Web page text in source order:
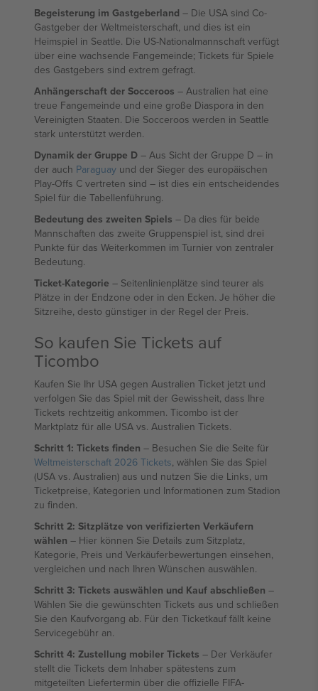
Begeisterung im Gastgeberland – Die USA sind Co-
Gastgeber der Weltmeisterschaft, und dies ist ein
Heimspiel in Seattle. Die US-Nationalmannschaft verfügt
über eine wachsende Fangemeinde; Tickets für Spiele
des Gastgebers sind extrem gefragt.
Anhängerschaft der Socceroos – Australien hat eine
treue Fangemeinde und eine große Diaspora in den
Vereinigten Staaten. Die Socceroos werden in Seattle
stark unterstützt werden.
Dynamik der Gruppe D – Aus Sicht der Gruppe D – in
der auch Paraguay und der Sieger des europäischen
Play-Offs C vertreten sind – ist dies ein entscheidendes
Spiel für die Tabellenführung.
Bedeutung des zweiten Spiels – Da dies für beide
Mannschaften das zweite Gruppenspiel ist, sind drei
Punkte für das Weiterkommen im Turnier von zentraler
Bedeutung.
Ticket-Kategorie – Seitenlinienplätze sind teurer als
Plätze in der Endzone oder in den Ecken. Je höher die
Sitzreihe, desto günstiger in der Regel der Preis.
So kaufen Sie Tickets auf
Ticombo
Kaufen Sie Ihr USA gegen Australien Ticket jetzt und
verfolgen Sie das Spiel mit der Gewissheit, dass Ihre
Tickets rechtzeitig ankommen. Ticombo ist der
Marktplatz für alle USA vs. Australien Tickets.
Schritt 1: Tickets finden – Besuchen Sie die Seite für
Weltmeisterschaft 2026 Tickets, wählen Sie das Spiel
(USA vs. Australien) aus und nutzen Sie die Links, um
Ticketpreise, Kategorien und Informationen zum Stadion
zu finden.
Schritt 2: Sitzplätze von verifizierten Verkäufern
wählen – Hier können Sie Details zum Sitzplatz,
Kategorie, Preis und Verkäuferbewertungen einsehen,
vergleichen und nach Ihren Wünschen auswählen.
Schritt 3: Tickets auswählen und Kauf abschließen –
Wählen Sie die gewünschten Tickets aus und schließen
Sie den Kaufvorgang ab. Für den Ticketkauf fällt keine
Servicegebühr an.
Schritt 4: Zustellung mobiler Tickets – Der Verkäufer
stellt die Tickets dem Inhaber spätestens zum
mitgeteilten Liefertermin über die offizielle FIFA-